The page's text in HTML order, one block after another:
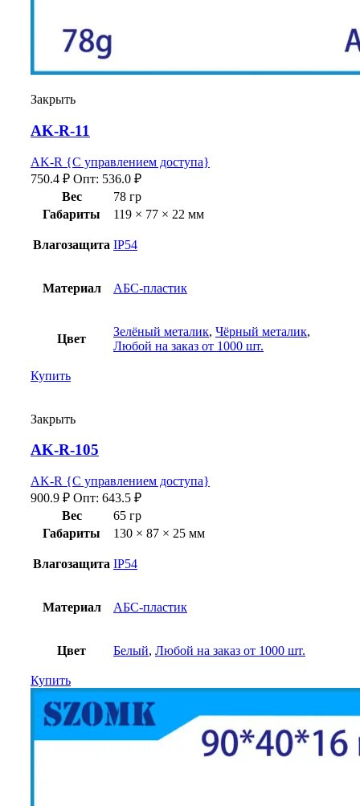
Закрыть
AK-R-11
AK-R {С управлением доступа}
750.4 ₽ Опт: 536.0 ₽
Вес
78 гр
Габариты
119 × 77 × 22 мм
Влагозащита IP54
Материал АБС-пластик
Цвет
Зелёный металик, Чёрный металик,
Любой на заказ от 1000 шт.
Купить
Закрыть
AK-R-105
AK-R {С управлением доступа}
900.9 ₽ Опт: 643.5 ₽
Вес
65 гр
Габариты
130 × 87 × 25 мм
Влагозащита IP54
Материал АБС-пластик
Цвет Белый, Любой на заказ от 1000 шт.
Купить